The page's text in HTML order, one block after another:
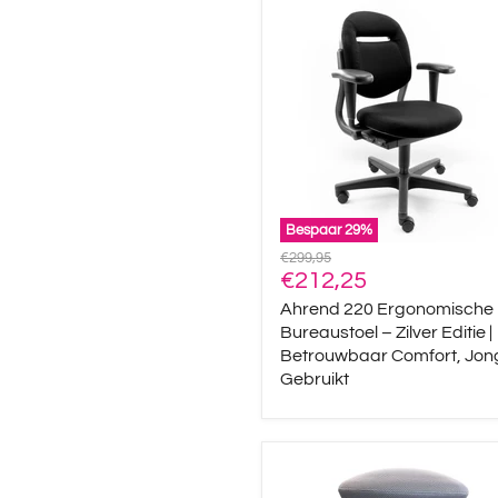
Bespaar29%
Ergonomische
Bureaustoel
Betrouwbaar
Comfort,
Gebruikt
Oorspronkelijke
prijs
€299,95
Huidige
prijs
€212,25
Ahrend 220 Ergonomische
Bureaustoel – Zilver Editie |
Betrouwbaar Comfort,
Gebruikt
Ergonomische